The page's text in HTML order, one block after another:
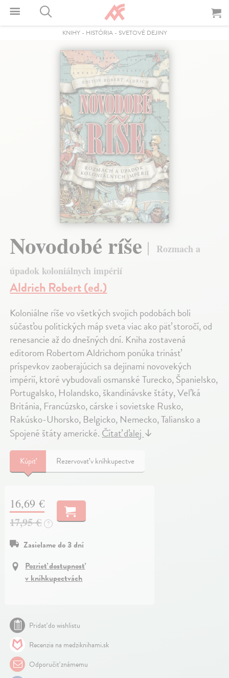
KNIHY- HISTÓRIA- SVETOVÉ DEJINY
Novodobé ríše
Rozmach a
úpadok koloniálnych impérií
Aldrich Robert (ed.)
Koloniálne ríše vo všetkých svojich podobách boli
súčasťou politických máp sveta viac ako päť storočí, od
renesancie až do dnešných dní. Kniha zostavená
editorom Robertom Aldrichom ponúka trinásť
príspevkov zaoberajúcich sa dejinami novovekých
impérií, ktoré vybudovali osmanské Turecko, Španielsko,
Portugalsko, Holandsko, škandinávske štáty, Veľká
Británia, Francúzsko, cárske i sovietske Rusko,
Rakúsko-Uhorsko, Belgicko, Nemecko, Taliansko a
Spojené štáty americké.Čítať ďalej↓
Kúpiť Rezervovať v kníhkupectve
16,69 €
17,95 € ?
Zasielame do 3 dní
Pozrieť dostupnosť
v kníhkupectvách
Pridať do wishlistu
Recenzia na medziknihami.sk
Odporučiť známemu